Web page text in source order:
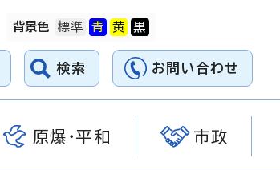
背景色
検索 お問い合わせ
原爆・平和 市政